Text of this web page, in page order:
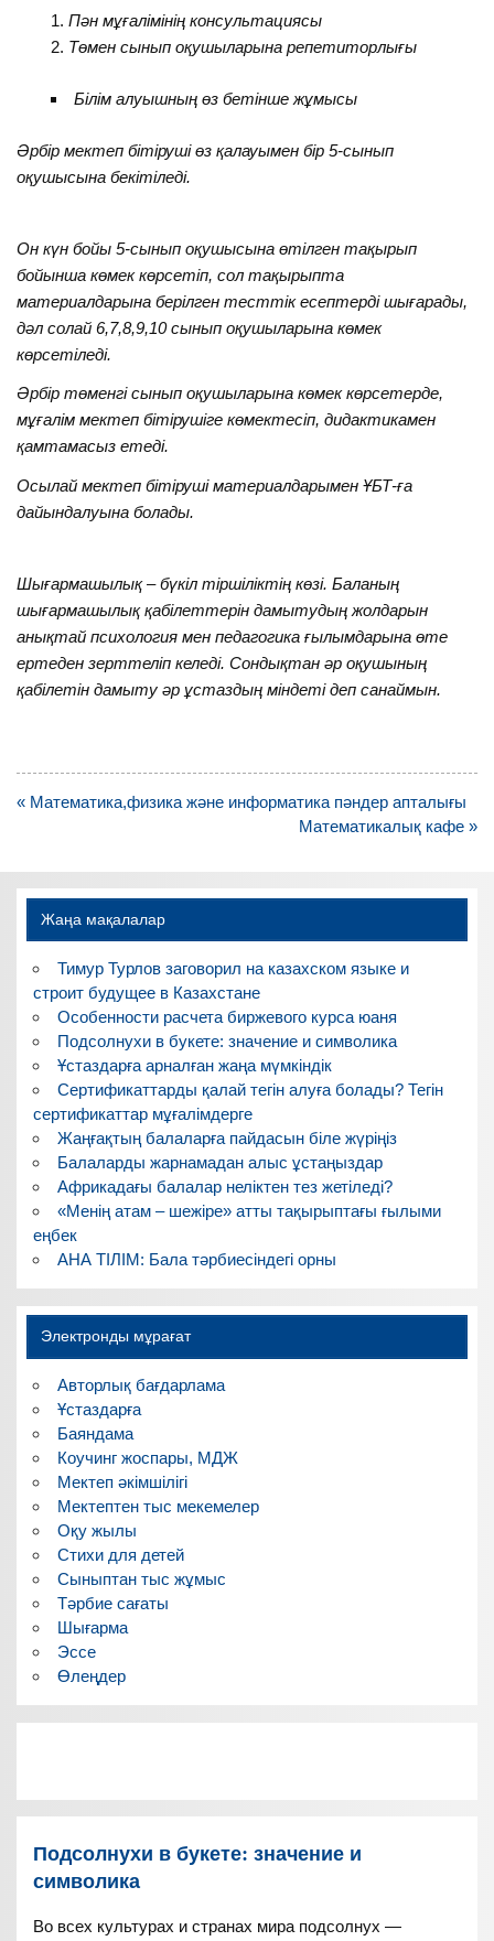
Пән мұғалімінің консультациясы
Төмен сынып оқушыларына репетиторлығы
Білім алуышның өз бетінше жұмысы
Әрбір мектеп бітіруші өз қалауымен бір 5-сынып
оқушысына бекітіледі.
Он күн бойы 5-сынып оқушысына өтілген тақырып
бойынша көмек көрсетіп, сол тақырыпта
материалдарына берілген тесттік есептерді шығарады,
дәл солай 6,7,8,9,10 сынып оқушыларына көмек
көрсетіледі.
Әрбір төменгі сынып оқушыларына көмек көрсетерде,
мұғалім мектеп бітірушіге көмектесіп, дидактикамен
қамтамасыз етеді.
Осылай мектеп бітіруші материалдарымен ҰБТ-ға
дайындалуына болады.
Шығармашылық – бүкіл тіршіліктің көзі. Баланың
шығармашылық қабілеттерін дамытудың жолдарын
анықтай психология мен педагогика ғылымдарына өте
ертеден зерттеліп келеді. Сондықтан әр оқушының
қабілетін дамыту әр ұстаздың міндеті деп санаймын.
Навигация
« Математика,физика және информатика пәндер апталығы
Математикалық кафе »
Жаңа мақалалар
Тимур Турлов заговорил на казахском языке и
строит будущее в Казахстане
Особенности расчета биржевого курса юаня
Подсолнухи в букете: значение и символика
Ұстаздарға арналған жаңа мүмкіндік
Сертификаттарды қалай тегін алуға болады? Тегін
сертификаттар мұғалімдерге
Жаңғақтың балаларға пайдасын біле жүріңіз
Балаларды жарнамадан алыс ұстаңыздар
Африкадағы балалар неліктен тез жетіледі?
«Менің атам – шежіре» атты тақырыптағы ғылыми
еңбек
АНА ТІЛІМ: Бала тәрбиесіндегі орны
Электронды мұрағат
Авторлық бағдарлама
Ұстаздарға
Баяндама
Коучинг жоспары, МДЖ
Мектеп әкімшілігі
Мектептен тыс мекемелер
Оқу жылы
Стихи для детей
Сыныптан тыс жұмыс
Тәрбие сағаты
Шығарма
Эссе
Өлеңдер
Подсолнухи в букете: значение и
символика
Во всех культурах и странах мира подсолнух —